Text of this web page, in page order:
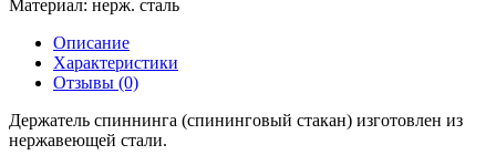
Материал: нерж. сталь
Описание
Характеристики
Отзывы (0)
Держатель спиннинга (спининговый стакан) изготовлен из
нержавеющей стали.